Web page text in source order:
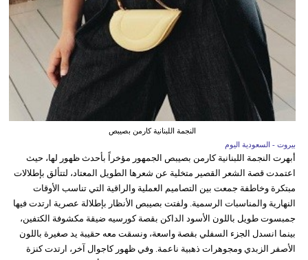
النجمة اللبنانية كارمن بصيبص
بيروت - السعودية اليوم
أبهرت النجمة اللبنانية كارمن بصيبص الجمهور مؤخراً بأحدث ظهور لها، حيث
اعتمدت قصة الشعر القصير متخلية عن شعرها الطويل المعتاد، لتتألق بإطلالات
مبتكرة وخاطفة جمعت بين التصاميم العملية والراقية التي تناسب الأوقات
النهارية والمناسبات الرسمية. ولفتت بصيبص الأنظار بإطلالة عصرية ارتدت فيها
جمبسوت طويل باللون الأسود الداكن بقصة كورسيه ضيقة مكشوفة الكتفين،
بينما انسدل الجزء السفلي بقصة واسعة، ونسقت معه حقيبة يد صغيرة باللون
الأصفر الزبدي ومجوهرات ذهبية ناعمة. وفي ظهور كاجوال آخر، ارتدت كنزة